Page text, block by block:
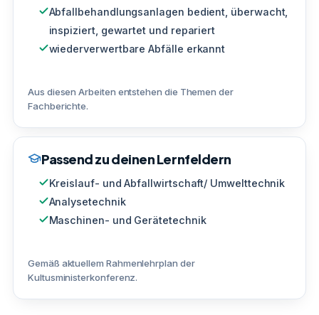
Abfallbehandlungsanlagen bedient, überwacht,
inspiziert, gewartet und repariert
wiederverwertbare Abfälle erkannt
Aus diesen Arbeiten entstehen die Themen der
Fachberichte.
Passend zu deinen Lernfeldern
Kreislauf- und Abfallwirtschaft/ Umwelttechnik
Analysetechnik
Maschinen- und Gerätetechnik
Gemäß aktuellem Rahmenlehrplan der
Kultusministerkonferenz.